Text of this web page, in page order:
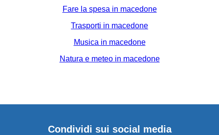
Fare la spesa in macedone
Trasporti in macedone
Musica in macedone
Natura e meteo in macedone
Condividi sui social media